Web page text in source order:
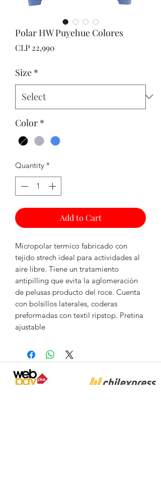
Polar HW Puyehue Colores
CLP 22,990
Size *
Color *
Quantity *
Add to Cart
Micropolar termico fabricado con
tejido strech ideal para actividades al
aire libre. Tiene un tratamiento
antipilling que evita la aglomeración
de pelusas producto del roce. Cuenta
con bolsillos laterales, coderas
preformadas con textil ripstop. Pretina
ajustable